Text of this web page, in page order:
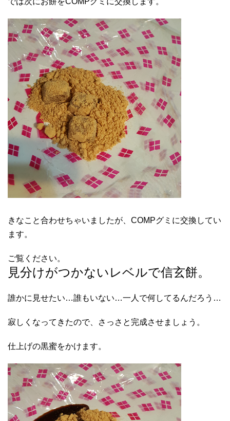
きなこと合わせちゃいましたが、COMPグミに交換してい
ます。
ご覧ください。
見分けがつかないレベルで信玄餅。
誰かに見せたい…誰もいない…一人で何してるんだろう…
寂しくなってきたので、さっさと完成させましょう。
仕上げの黒蜜をかけます。